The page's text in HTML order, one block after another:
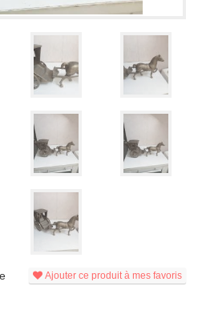
Ajouter ce produit à mes favoris